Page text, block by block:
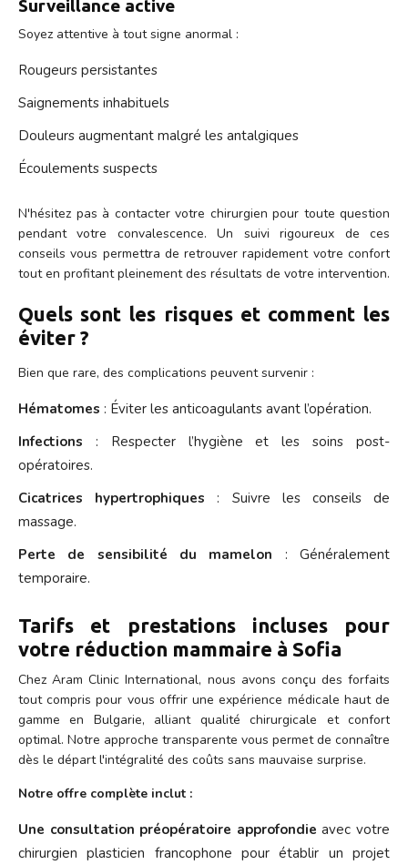
Surveillance active
Soyez attentive à tout signe anormal :
Rougeurs persistantes
Saignements inhabituels
Douleurs augmentant malgré les antalgiques
Écoulements suspects
N'hésitez pas à contacter votre chirurgien pour toute question
pendant votre convalescence. Un suivi rigoureux de ces
conseils vous permettra de retrouver rapidement votre confort
tout en profitant pleinement des résultats de votre intervention.
Quels sont les risques et comment les
éviter ?
Bien que rare, des complications peuvent survenir :
Hématomes : Éviter les anticoagulants avant l’opération.
Infections : Respecter l’hygiène et les soins post-
opératoires.
Cicatrices hypertrophiques : Suivre les conseils de
massage.
Perte de sensibilité du mamelon : Généralement
temporaire.
Tarifs et prestations incluses pour
votre réduction mammaire à Sofia
Chez Aram Clinic International, nous avons conçu des forfaits
tout compris pour vous offrir une expérience médicale haut de
gamme en Bulgarie, alliant qualité chirurgicale et confort
optimal. Notre approche transparente vous permet de connaître
dès le départ l'intégralité des coûts sans mauvaise surprise.
Notre offre complète inclut :
Une consultation préopératoire approfondie avec votre
chirurgien plasticien francophone pour établir un projet